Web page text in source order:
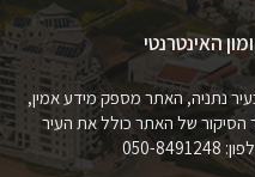
האינטרנטי
נתניה, האתר מספק מידע אמין,
הסיקור של האתר כולל את העיר